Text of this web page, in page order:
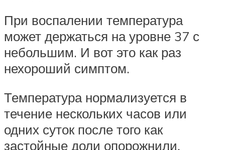
При воспалении температура
может держаться на уровне 37 с
небольшим. И вот это как раз
нехороший симптом.
Температура нормализуется в
течение нескольких часов или
одних суток после того как
застойные доли опорожнили.